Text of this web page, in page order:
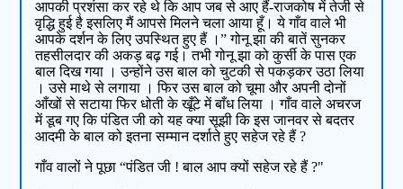
आपकी प्रशंसा कर रहे थे कि आप जब से आए हैं-राजकोष में तेजी से
वृद्धि हुई है इसलिए मैं आपसे मिलने चला आया हूँ। ये गाँव वाले भी
आपके दर्शन के लिए उपस्थित हुए हैं ।” गोनू झा की बातें सुनकर
तहसीलदार की अकड़ बढ़ गई। तभी गोनू झा को कुर्सी के पास एक
बाल दिख गया । उन्होंने उस बाल को चुटकी से पकड़कर उठा लिया
। उसे माथे से लगाया । फिर उस बाल को चूमा और अपनी दोनों
आँखों से सटाया फिर धोती के खूँटे में बाँध लिया । गाँव वाले अचरज
में डूब गए कि पंडित जी को यह क्या सूझी कि इस जानवर से बदतर
आदमी के बाल को इतना सम्मान दर्शाते हुए सहेज रहे हैं ?
गाँव वालों ने पूछा “पंडित जी ! बाल आप क्यों सहेज रहे हैं ?"